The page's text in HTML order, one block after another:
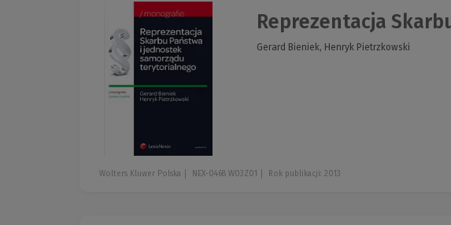
Reprezentacja
Gerard Bieniek, Henryk Pietrzkowski
Wolters Kluwer Polska NEX-0468 W03Z01 Rok publikacji: 2013